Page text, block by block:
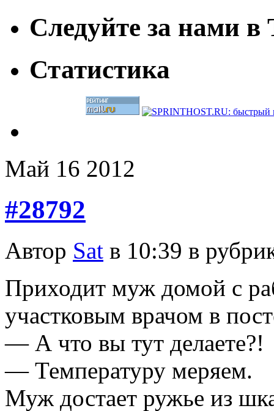
Следуйте за нами
Статистика
Май 16 2012
#28792
Автор Sat в 10:39 в
Приходит муж домой с
участковым врачом в
— А что вы тут делаете?!
— Температуру меряем.
Муж достает ружье из